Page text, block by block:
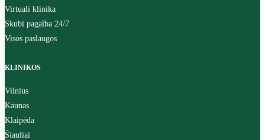
Virtuali klinika
Skubi pagalba 24/7
Visos paslaugos
KLINIKOS
Vilnius
Kaunas
Klaipėda
Šiauliai